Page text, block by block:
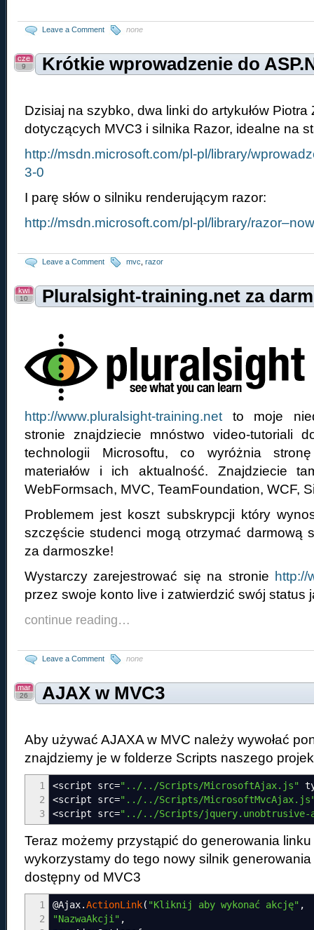
Leave a Comment none
Krótkie wprowadzenie do
cze
9
Dzisiaj na szybko, dwa linki do artykułów Piotra
dotyczących MVC3 i silnika Razor, idealne na
http://msdn.microsoft.com/pl-pl/library/
3-0
I parę słów o silniku renderującym razor:
http://msdn.microsoft.com/pl-pl/library/
Leave a Comment mvc razor
Pluralsight-training.net za
kwi
10
http://www.pluralsight-training.net to moje
stronie znajdziecie mnóstwo video-tutoriali
technologii Microsoftu, co wyróżnia
materiałów i ich aktualność. Znajdziecie
WebFormsach, MVC, TeamFoundation, WCF,
Problemem jest koszt subskrypcji który
szczęście studenci mogą otrzymać darmową
za darmoszke!
Wystarczy zarejestrować się na stronie http://
przez swoje konto live i zatwierdzić swój status
continue reading…
Leave a Comment none
AJAX w MVC3
mar
26
Aby używać AJAXA w MVC należy wywołać
znajdziemy je w folderze Scripts naszego
1
2
3
<script src="../../Scripts/MicrosoftAjax.js"
<script src="../../Scripts/
<script src="../../Scripts/jquery.unobtrusive-
Teraz możemy przystąpić do generowania
wykorzystamy do tego nowy silnik generowania
dostępny od MVC3
1
2
@Ajax.ActionLink( "Kliknij aby wykonać akcję" ,
"NazwaAkcji" ,